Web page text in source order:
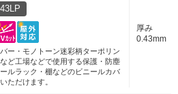
ー・モノトーン迷彩柄ターポリン
ど工場などで使用する保護・防塵
ルラック・棚などのビニールカバ
ただけます。
厚み
0.43mm